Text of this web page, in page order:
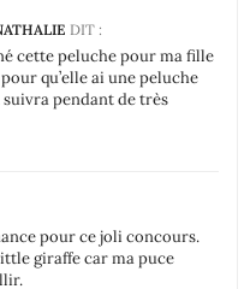
DIT :
cette peluche pour ma fille
qu’elle ai une peluche
pendant de très
pour ce joli concours.
giraffe car ma puce